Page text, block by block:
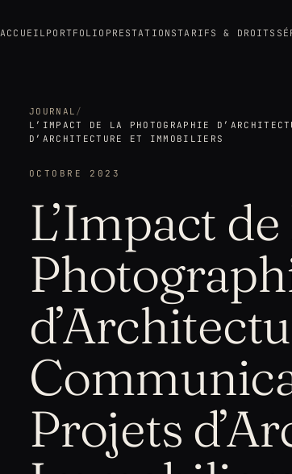
ACCUEIL PORTFOLIO PRESTATIONSTARIFS & DROITS
JOURNAL /
L’IMPACT DE LA PHOTOGRAPHIE
D’ARCHITECTURE ET IMMOBILIERS
OCTOBRE 2023
L’Impact
Projets